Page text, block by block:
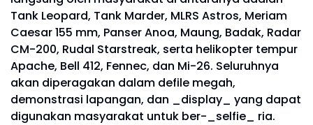
Tank Leopard, Tank Marder, MLRS Astros, Meriam
Caesar 155 mm, Panser Anoa, Maung, Badak, Radar
CM-200, Rudal Starstreak, serta helikopter tempur
Apache, Bell 412, Fennec, dan Mi-26. Seluruhnya
akan diperagakan dalam defile megah,
demonstrasi lapangan, dan _display_ yang dapat
digunakan masyarakat untuk ber-_selfie_ ria.